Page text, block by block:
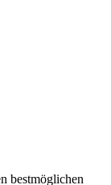
bestmöglichen